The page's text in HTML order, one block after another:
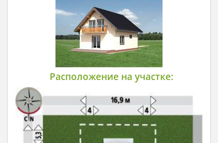
Расположение на участке: